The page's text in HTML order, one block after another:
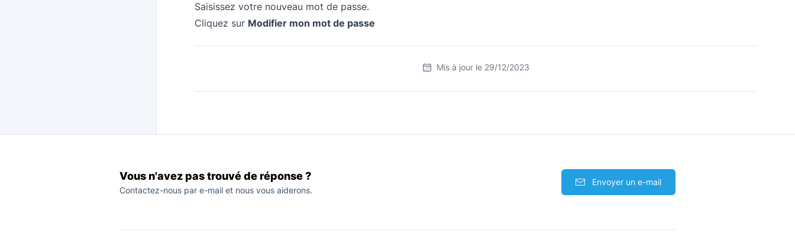
Saisissez votre nouveau mot de passe.
Cliquez sur Modifier mon mot de passe
Mis à jour le 29/12/2023
Vous n'avez pas trouvé de réponse ?
Contactez-nous par e-mail et nous vous aiderons.
Envoyer un e-mail